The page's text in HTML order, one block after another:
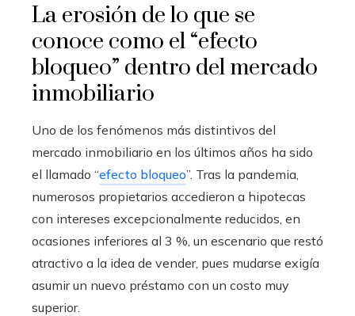
La erosión de lo que se
conoce como el “efecto
bloqueo” dentro del mercado
inmobiliario
Uno de los fenómenos más distintivos del
mercado inmobiliario en los últimos años ha sido
el llamado “efecto bloqueo”. Tras la pandemia,
numerosos propietarios accedieron a hipotecas
con intereses excepcionalmente reducidos, en
ocasiones inferiores al 3 %, un escenario que restó
atractivo a la idea de vender, pues mudarse exigía
asumir un nuevo préstamo con un costo muy
superior.